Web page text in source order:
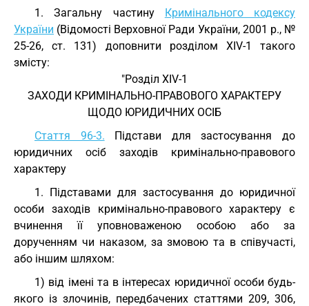
1. Загальну частину Кримінального кодексу
України (Відомості Верховної Ради України, 2001 р., №
25-26, ст. 131) доповнити розділом XIV-1 такого
змісту:
"Розділ XIV-1
ЗАХОДИ КРИМІНАЛЬНО-ПРАВОВОГО ХАРАКТЕРУ
ЩОДО ЮРИДИЧНИХ ОСІБ
Стаття 96-3. Підстави для застосування до
юридичних осіб заходів кримінально-правового
характеру
1. Підставами для застосування до юридичної
особи заходів кримінально-правового характеру є
вчинення її уповноваженою особою або за
дорученням чи наказом, за змовою та в співучасті,
або іншим шляхом:
1) від імені та в інтересах юридичної особи будь-
якого із злочинів, передбачених статтями 209, 306,